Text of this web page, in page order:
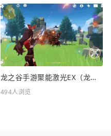
龙之谷手游聚能激光EX（龙之谷FC）
494人浏览